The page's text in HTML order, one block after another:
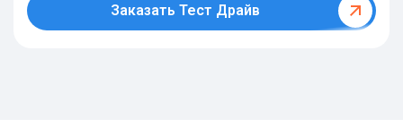
Заказать Тест Драйв